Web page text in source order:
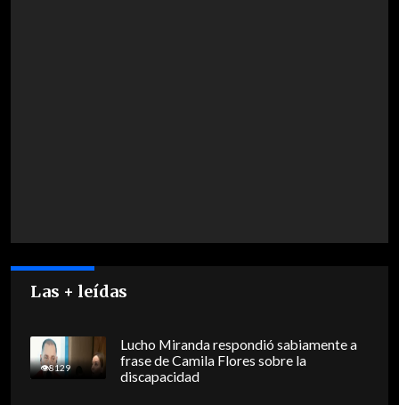
Las + leídas
8129
Lucho Miranda respondió sabiamente a
frase de Camila Flores sobre la
discapacidad